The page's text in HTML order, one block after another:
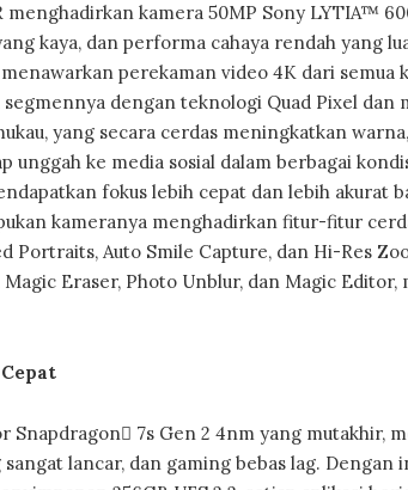
menghadirkan kamera 50MP Sony LYTIA™
kaya, dan performa cahaya rendah yang
perekaman video 4K dari
dengan teknologi Quad Pixel
yang secara cerdas meningkatkan
unggah ke media sosial dalam berbagai
fokus lebih cepat dan lebih akurat
kameranya menghadirkan fitur-fitur
Portraits, Auto Smile Capture, dan Hi-Res
Magic Eraser, Photo Unblur, dan Magic
Snapdragon 7s Gen 2 4nm yang mutakhir,
lancar, dan gaming bebas lag.